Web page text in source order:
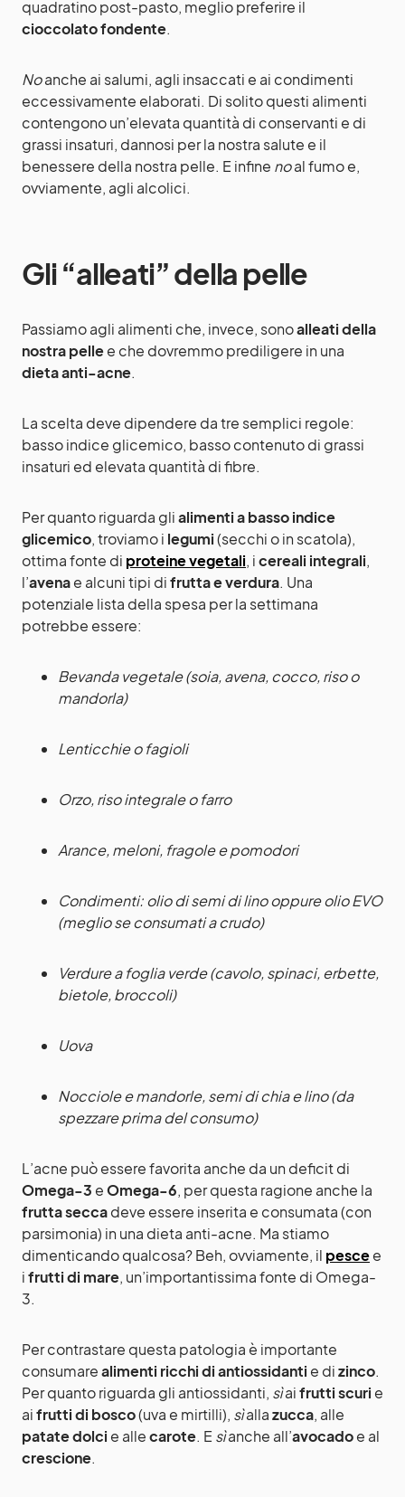
quadratino post-pasto, meglio preferire il
cioccolato fondente.
Noanche ai salumi, agli insaccati e ai condimenti
eccessivamente elaborati. Di solito questi alimenti
contengono un’elevata quantità di conservanti e di
grassi insaturi, dannosi per la nostra salute e il
benessere della nostra pelle. E infine noal fumo e,
ovviamente, agli alcolici.
Gli “alleati” della pelle
Passiamo agli alimenti che, invece, sonoalleati della
nostra pellee che dovremmo prediligere in una
dieta anti-acne.
La scelta deve dipendere da tre semplici regole:
basso indice glicemico, basso contenuto di grassi
insaturi ed elevata quantità di fibre.
Per quanto riguarda glialimenti a basso indice
glicemico, troviamo i legumi(secchi o in scatola),
ottima fonte di proteine vegetali, icereali integrali,
l’avenae alcuni tipi difrutta e verdura. Una
potenziale lista della spesa per la settimana
potrebbe essere:
Bevanda vegetale (soia, avena, cocco, riso o
mandorla)
Lenticchie o fagioli
Orzo, riso integrale o farro
Arance, meloni, fragole e pomodori
Condimenti: olio di semi di lino oppure olio EVO
(meglio se consumati a crudo)
Verdure a foglia verde (cavolo, spinaci, erbette,
bietole, broccoli)
Uova
Nocciole e mandorle, semi di chia e lino (da
spezzare prima del consumo)
L’acne può essere favorita anche da un deficit di
Omega-3 eOmega-6, per questa ragione anche la
frutta seccadeve essere inserita e consumata (con
parsimonia) in una dieta anti-acne. Ma stiamo
dimenticando qualcosa? Beh, ovviamente, il pescee
ifrutti di mare, un’importantissima fonte di Omega-
3.
Per contrastare questa patologia è importante
consumarealimenti ricchi di antiossidanti e dizinco.
Per quanto riguarda gli antiossidanti, sìaifrutti scuri e
aifrutti di bosco(uva e mirtilli), sìallazucca, alle
patate dolci e allecarote. E sìanche all’avocadoe al
crescione.